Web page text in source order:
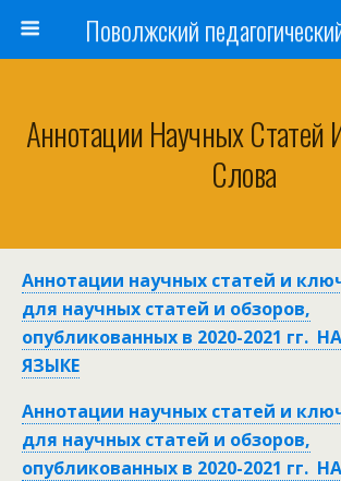
Поволжский
Аннотации Научных
Слова
Аннотации научных статей и
для научных статей и обзоров,
опубликованных в 2020-2021 гг.
ЯЗЫКЕ
Аннотации научных статей и
для научных статей и обзоров,
опубликованных в 2020-2021 гг. НА